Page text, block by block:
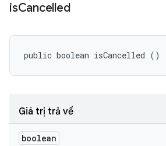
isCancelled
public boolean isCancelled ()
Giá trị trả về
boolean